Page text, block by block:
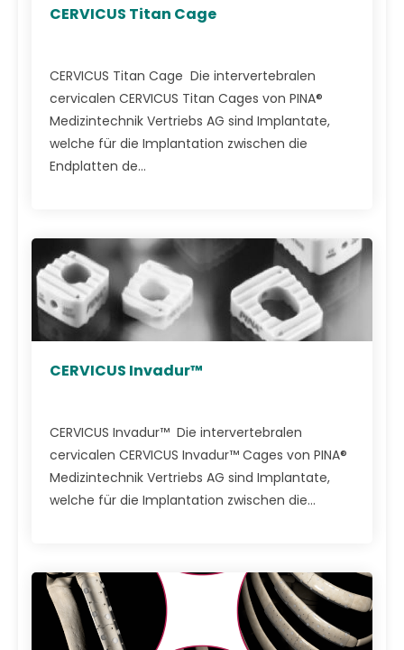
CERVICUS Titan Cage
CERVICUS Titan Cage Die intervertebralen
cervicalen CERVICUS Titan Cages von PINA®
Medizintechnik Vertriebs AG sind Implantate,
welche für die Implantation zwischen die
Endplatten de...
CERVICUS Invadur™
CERVICUS Invadur™ Die intervertebralen
cervicalen CERVICUS Invadur™ Cages von PINA®
Medizintechnik Vertriebs AG sind Implantate,
welche für die Implantation zwischen die...